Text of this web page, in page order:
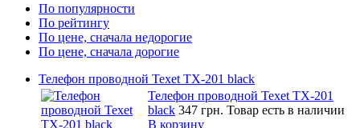
По популярности
По рейтингу
По цене, сначала недорогие
По цене, сначала дорогие
Телефон проводной Texet TX-201 black
Телефон проводной Texet TX-201
black 347 грн. Товар есть в наличии
В корзину